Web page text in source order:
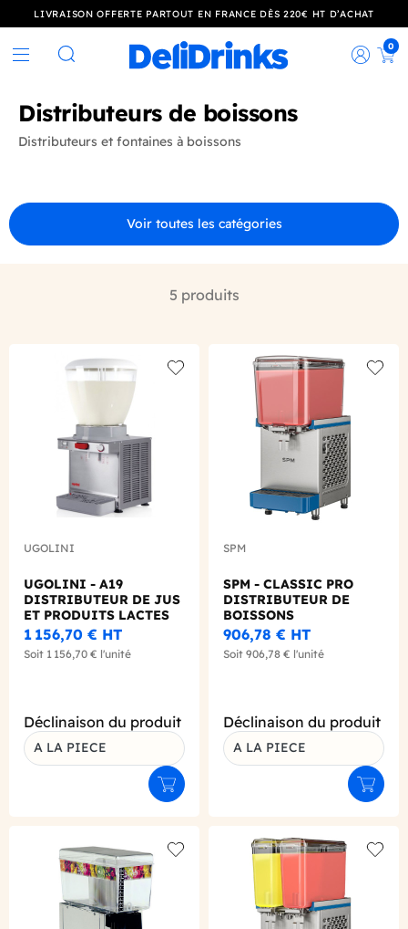
LIVRAISON OFFERTE PARTOUT EN FRANCE DÈS 220€ HT D’ACHAT
Rechercher
0
Distributeurs de boissons
Distributeurs et fontaines à boissons
Voir toutes les catégories
5 produits
Add to wishlist
UGOLINI
UGOLINI - A19
DISTRIBUTEUR DE JUS
ET PRODUITS LACTES
19L
1 156,70 € HT
Soit 1 156,70 € l'unité
Déclinaison du produit
A LA PIECE
Ajouter au panier
SPM
SPM - CLASSIC PRO
DISTRIBUTEUR DE
BOISSONS
REFRIGEREES 18L
906,78 € HT
Soit 906,78 € l'unité
Déclinaison du produit
A LA PIECE
Add to wishlist